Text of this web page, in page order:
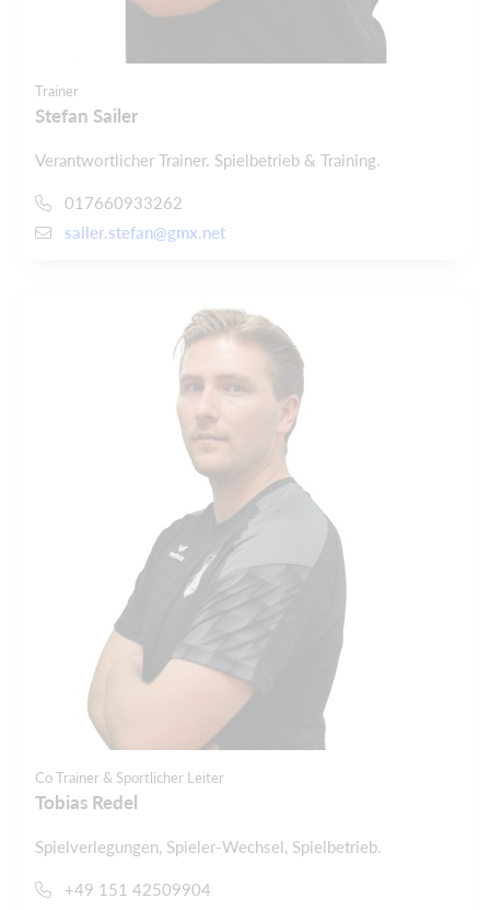
Trainer
Stefan Sailer
Verantwortlicher Trainer. Spielbetrieb & Training.
017660933262
sailer.stefan@gmx.net
Co Trainer & Sportlicher Leiter
Tobias Redel
Spielverlegungen, Spieler-Wechsel, Spielbetrieb.
+49 151 42509904